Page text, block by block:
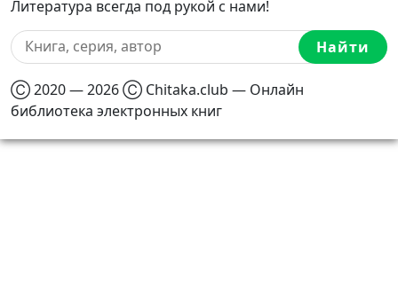
Литература всегда под рукой с нами!
Найти
Ⓒ 2020 — 2026 Ⓒ Chitaka.club — Онлайн
библиотека электронных книг